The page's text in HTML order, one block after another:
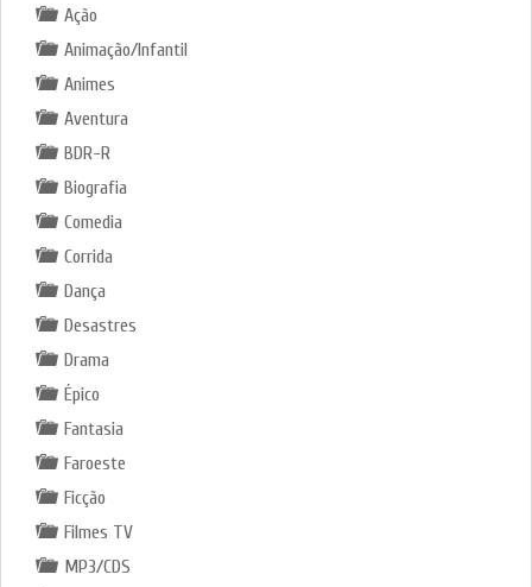
Ação
Animação/Infantil
Animes
Aventura
BDR-R
Biografia
Comedia
Corrida
Dança
Desastres
Drama
Épico
Fantasia
Faroeste
Ficção
Filmes TV
MP3/CDS